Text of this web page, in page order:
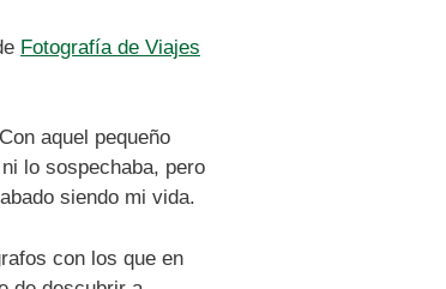
Fotografía de Viajes
aquel pequeño
lo sospechaba, pero
siendo mi vida.
con los que en